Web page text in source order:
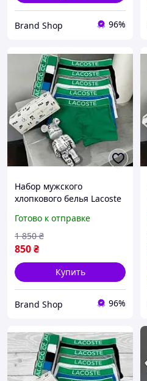
Brand Shop 96%
Набор мужского
хлопкового белья Lacoste
коробке EXZ0
Готово к отправке
850₴
1 850 ₴
Купить
Brand Shop 96%